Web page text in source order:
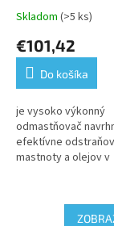
čistič,
koncentrát
Priemerné
produktu
5,0
5
hviezdičiek.
Skladom (>5 ks)
€101,42
Do košíka
je vysoko výkonný
odmastňovač
efektívne
mastnoty a olejov v
špecificky určený